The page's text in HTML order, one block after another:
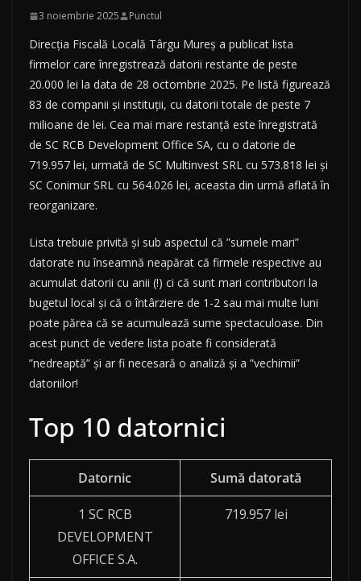
3 noiembrie 2025 Punctul
Direcția Fiscală Locală Târgu Mureș a publicat lista
firmelor care înregistrează datorii restante de peste
20.000 lei la data de 28 octombrie 2025. Pe listă figurează
83 de companii și instituții, cu datorii totale de peste 7
milioane de lei. Cea mai mare restanță este înregistrată
de SC RCB Development Office SA, cu o datorie de
719.957 lei, urmată de SC Multinvest SRL cu 573.818 lei și
SC Conimur SRL cu 564.026 lei, aceasta din urmă aflată în
reorganizare.
Lista trebuie privită și sub aspectul că ”sumele mari”
datorate nu înseamnă neapărat că firmele respective au
acumulat datorii cu anii (!) ci că sunt mari contributori la
bugetul local și că o întârziere de 1-2 sau mai multe luni
poate părea că se acumulează sume spectaculoase. Din
acest punct de vedere lista poate fi considerată
”nedreaptă” și ar fi necesară o analiză și a ”vechimii”
datoriilor!
Top 10 datornici
Datornic Sumă datorată
1 SC RCB
DEVELOPMENT
OFFICE S.A.
719.957 lei